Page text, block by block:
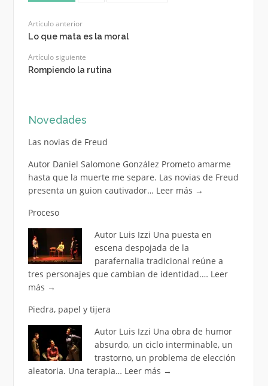
Artículo anterior
Lo que mata es la moral
Artículo siguiente
Rompiendo la rutina
Novedades
Las novias de Freud
Autor Daniel Salomone González Prometo amarme
hasta que la muerte me separe. Las novias de Freud
presenta un guion cautivador… Leer más →
Proceso
Autor Luis Izzi Una puesta en
escena despojada de la
parafernalia tradicional reúne a
tres personajes que cambian de identidad.… Leer
más →
Piedra, papel y tijera
Autor Luis Izzi Una obra de humor
absurdo, un ciclo interminable, un
trastorno, un problema de elección
aleatoria. Una terapia… Leer más →